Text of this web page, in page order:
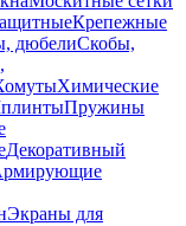
Крепежные
дюбелиСкобы,
Химические
Пружины
Декоративный
Экраны для